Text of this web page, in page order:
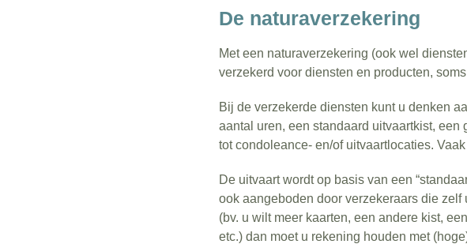
De naturaverzekering
Met een naturaverzekering (ook wel
verzekerd voor diensten en producten,
Bij de verzekerde diensten kunt u denken
aantal uren, een standaard uitvaartkist,
tot condoleance- en/of uitvaartlocaties.
De uitvaart wordt op basis van een
ook aangeboden door verzekeraars die zelf
(bv. u wilt meer kaarten, een andere kist,
etc.) dan moet u rekening houden met